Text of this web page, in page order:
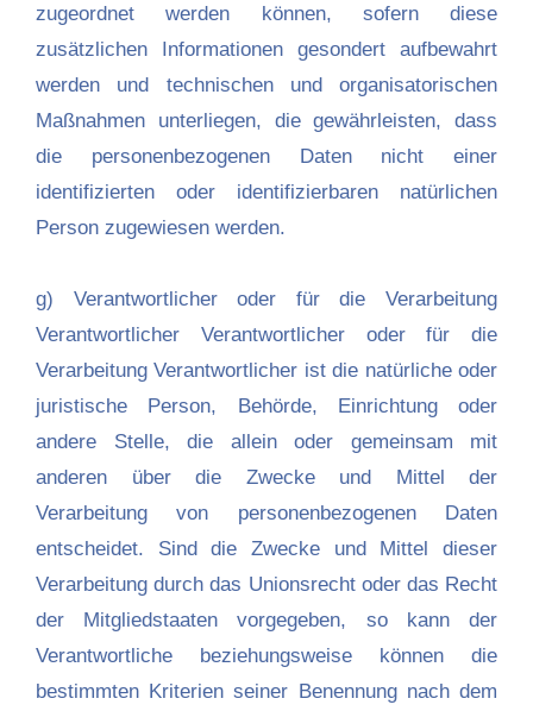
zugeordnet werden können, sofern diese
zusätzlichen Informationen gesondert aufbewahrt
werden und technischen und organisatorischen
Maßnahmen unterliegen, die gewährleisten, dass
die personenbezogenen Daten nicht einer
identifizierten oder identifizierbaren natürlichen
Person zugewiesen werden.
g) Verantwortlicher oder für die Verarbeitung
Verantwortlicher Verantwortlicher oder für die
Verarbeitung Verantwortlicher ist die natürliche oder
juristische Person, Behörde, Einrichtung oder
andere Stelle, die allein oder gemeinsam mit
anderen über die Zwecke und Mittel der
Verarbeitung von personenbezogenen Daten
entscheidet. Sind die Zwecke und Mittel dieser
Verarbeitung durch das Unionsrecht oder das Recht
der Mitgliedstaaten vorgegeben, so kann der
Verantwortliche beziehungsweise können die
bestimmten Kriterien seiner Benennung nach dem